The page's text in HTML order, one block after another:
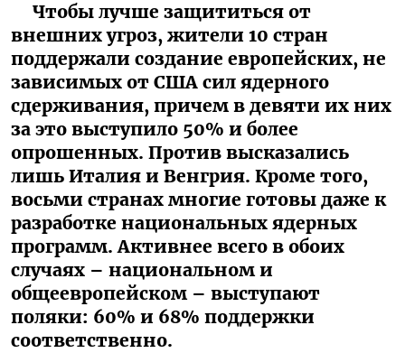
Чтобы лучше защититься от
внешних угроз, жители 10 стран
поддержали создание европейских, не
зависимых от США сил ядерного
сдерживания, причем в девяти их них
за это выступило 50% и более
опрошенных. Против высказались
лишь Италия и Венгрия. Кроме того,
восьми странах многие готовы даже к
разработке национальных ядерных
программ. Активнее всего в обоих
случаях – национальном и
общеевропейском – выступают
поляки: 60% и 68% поддержки
соответственно.